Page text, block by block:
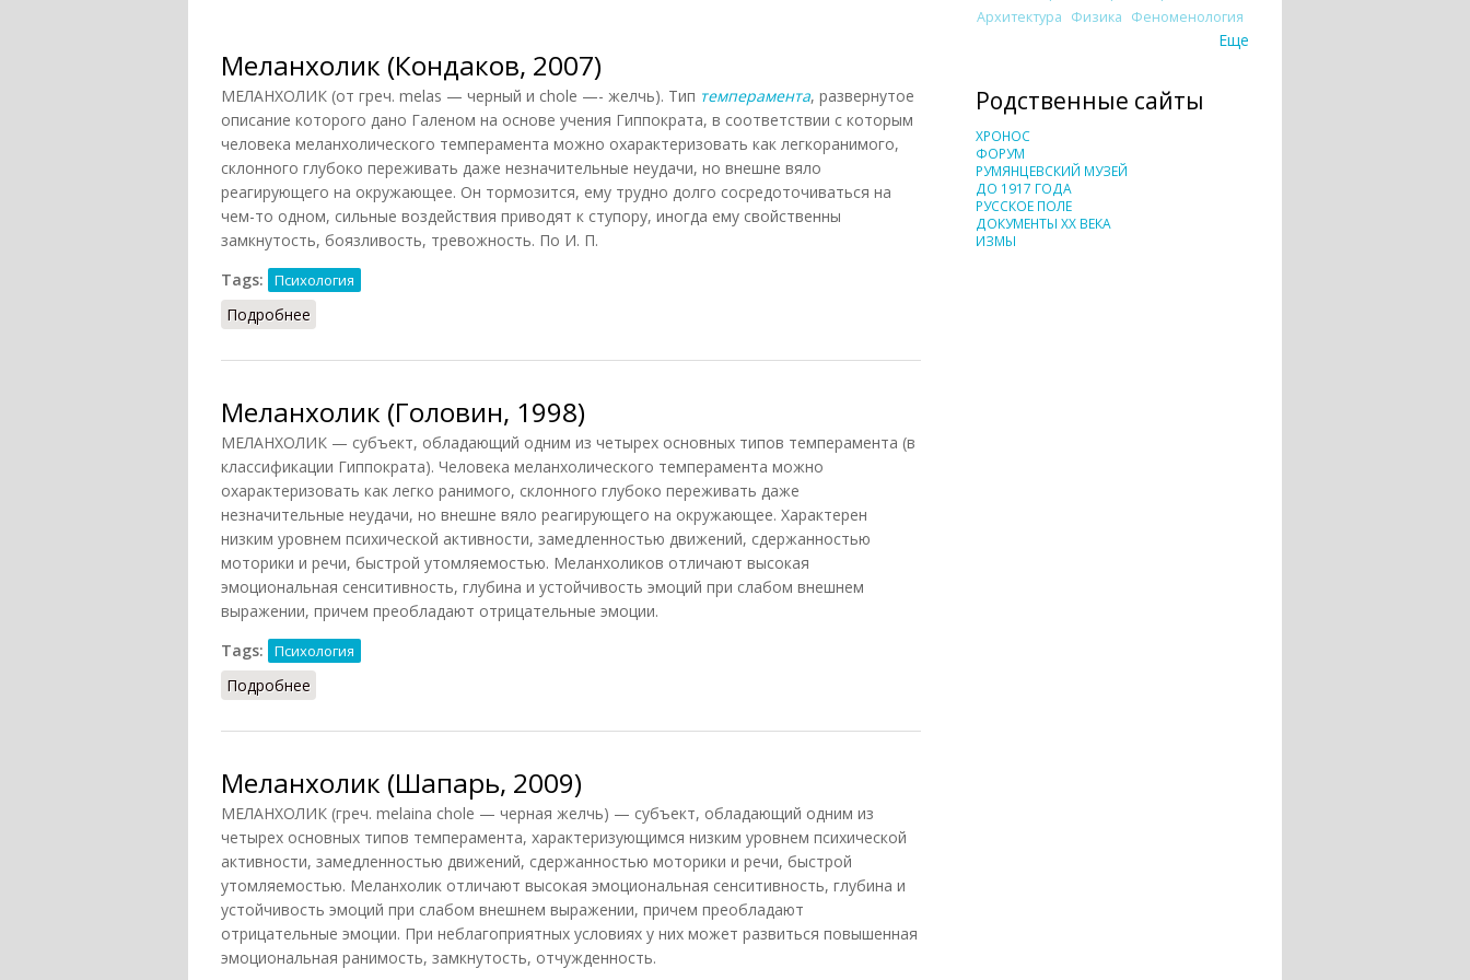
Меланхолик (Кондаков, 2007)
МЕЛАНХОЛИК (от греч. melas — черный и chole —- желчь). Тип темперамента, развернутое
описание которого дано Галеном на основе учения Гиппократа, в соответствии с которым
человека меланхолического темперамента можно охарактеризовать как легкоранимого,
склонного глубоко переживать даже незначительные неудачи, но внешне вяло
реагирующего на окружающее. Он тормозится, ему трудно долго сосредоточиваться на
чем-то одном, сильные воздействия приводят к ступору, иногда ему свойственны
замкнутость, боязливость, тревожность. По И. П.
Tags:
Психология
Подробнее
Меланхолик (Головин, 1998)
МЕЛАНХОЛИК — субъект, обладающий одним из четырех основных типов темперамента (в
классификации Гиппократа). Человека меланхолического темперамента можно
охарактеризовать как легко ранимого, склонного глубоко переживать даже
незначительные неудачи, но внешне вяло реагирующего на окружающее. Характерен
низким уровнем психической активности, замедленностью движений, сдержанностью
моторики и речи, быстрой утомляемостью. Меланхоликов отличают высокая
эмоциональная сенситивность, глубина и устойчивость эмоций при слабом внешнем
выражении, причем преобладают отрицательные эмоции.
Tags:
Психология
Подробнее
Меланхолик (Шапарь, 2009)
МЕЛАНХОЛИК (греч. melaina chole — черная желчь) — субъект, обладающий одним из
четырех основных типов темперамента, характеризующимся низким уровнем психической
активности, замедленностью движений, сдержанностью моторики и речи, быстрой
утомляемостью. Меланхолик отличают высокая эмоциональная сенситивность, глубина и
устойчивость эмоций при слабом внешнем выражении, причем преобладают
отрицательные эмоции. При неблагоприятных условиях у них может развиться повышенная
эмоциональная ранимость, замкнутость, отчужденность.
Архитектура Физика Феноменология
Еще
Родственные сайты
ХРОНОС
ФОРУМ
РУМЯНЦЕВСКИЙ МУЗЕЙ
ДО 1917 ГОДА
РУССКОЕ ПОЛЕ
ДОКУМЕНТЫ XX ВЕКА
ИЗМЫ